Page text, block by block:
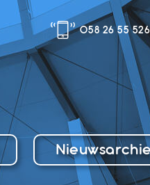
058 26 55 526